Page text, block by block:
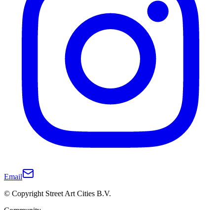
Email
© Copyright Street Art Cities B.V.